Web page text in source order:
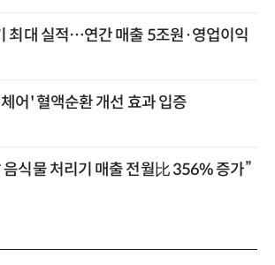
최대 실적…연간 매출 5조원·영업이익
어' 혈액순환 개선 효과 입증
음식물 처리기 매출 전월比 356% 증가”